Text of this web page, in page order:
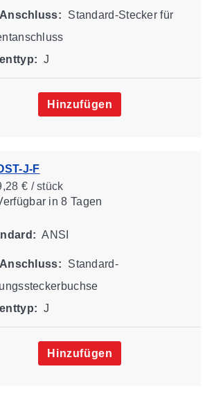
Standard-Stecker für
J
Hinzufügen
J-F
€ / stück
in 8 Tagen
ANSI
Standard-
J
Hinzufügen